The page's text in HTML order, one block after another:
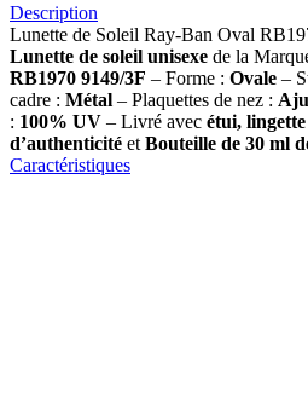
Description
Lunette de Soleil Ray-Ban Oval
Lunette de soleil unisexe de la
RB1970 9149/3F – Forme : Ovale –
cadre : Métal – Plaquettes de nez :
: 100% UV – Livré avec étui,
d’authenticité et Bouteille de 30 ml
Caractéristiques